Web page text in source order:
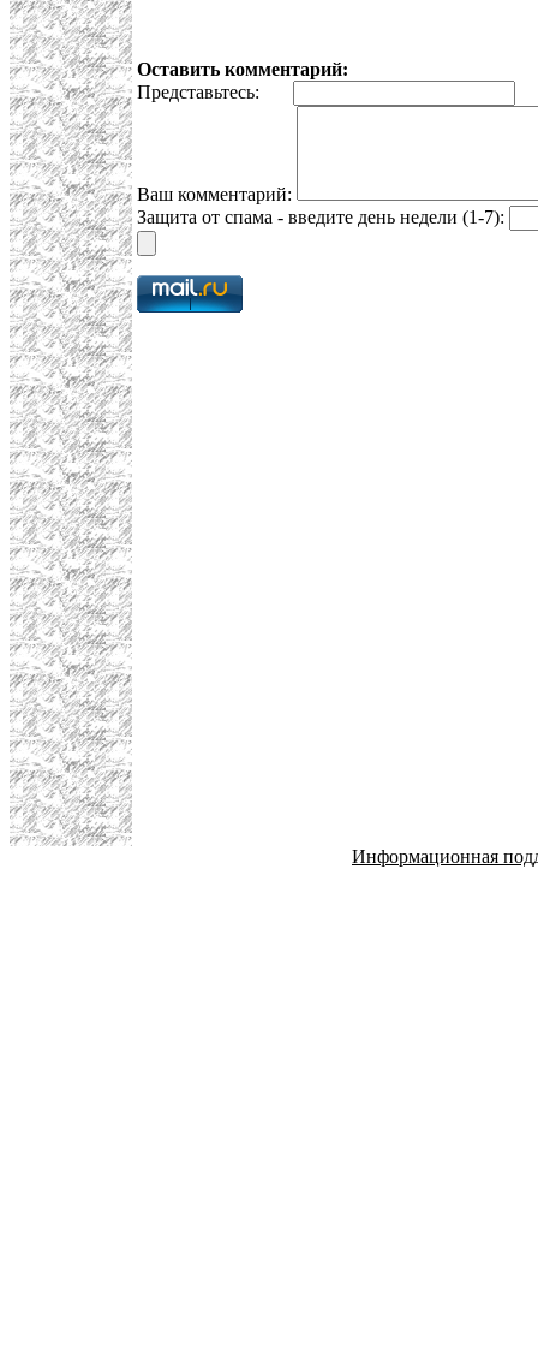
Оставить комментарий:
Представьтесь:
Ваш комментарий:
Защита от спама - введите день недели (1-7):
Информационная